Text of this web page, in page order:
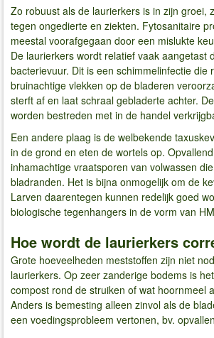
Zo robuust als de laurierkers is in zijn groei,
tegen ongedierte en ziekten. Fytosanitaire
meestal voorafgegaan door een mislukte
De laurierkers wordt relatief vaak aangetast
bacterievuur. Dit is een schimmelinfectie die
bruinachtige vlekken op de bladeren
sterft af en laat schraal gebladerte achter.
worden bestreden met in de handel
Een andere plaag is de welbekende
in de grond en eten de wortels op.
inhamachtige vraatsporen van volwassen
bladranden. Het is bijna onmogelijk om de
Larven daarentegen kunnen redelijk goed
biologische tegenhangers in de vorm van
Hoe wordt de laurierkers
Grote hoeveelheden meststoffen zijn niet
laurierkers. Op zeer zanderige bodems is
compost rond de struiken of wat hoornmeel
Anders is bemesting alleen zinvol als de
een voedingsprobleem vertonen, bv.